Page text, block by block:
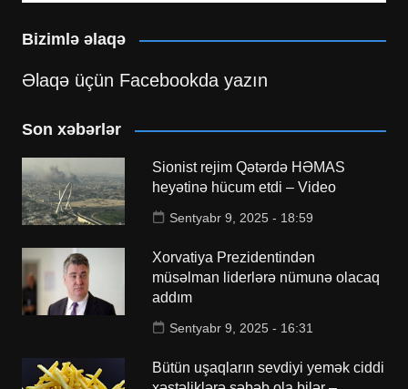
Bizimlə əlaqə
Əlaqə üçün Facebookda yazın
Son xəbərlər
Sionist rejim Qətərdə HƏMAS
heyətinə hücum etdi – Video
Sentyabr 9, 2025 - 18:59
Xorvatiya Prezidentindən
müsəlman liderlərə nümunə olacaq
addım
Sentyabr 9, 2025 - 16:31
Bütün uşaqların sevdiyi yemək ciddi